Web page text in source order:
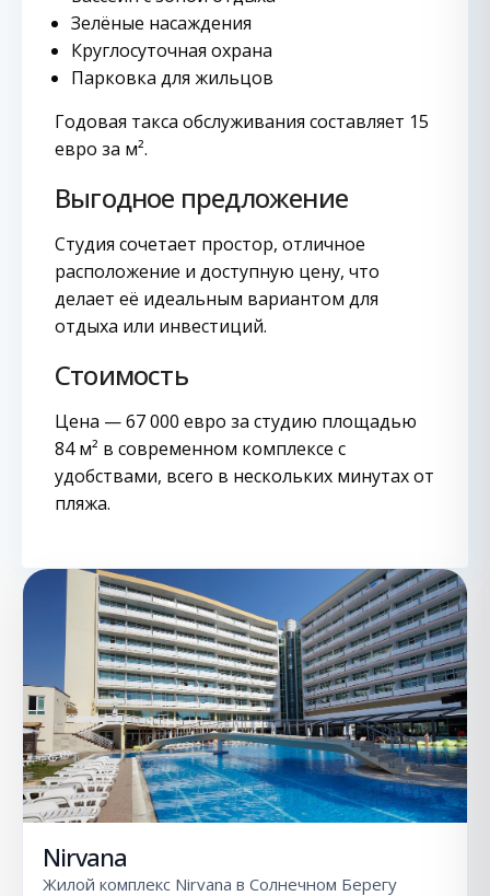
Зелёные насаждения
Круглосуточная охрана
Парковка для жильцов
Годовая такса обслуживания составляет 15
евро за м².
Выгодное предложение
Студия сочетает простор, отличное
расположение и доступную цену, что
делает её идеальным вариантом для
отдыха или инвестиций.
Стоимость
Цена — 67 000 евро за студию площадью
84 м² в современном комплексе с
удобствами, всего в нескольких минутах от
пляжа.
Nirvana
Жилой комплекс Nirvana в Солнечном Берегу